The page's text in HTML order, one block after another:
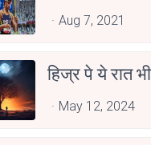
Aug 7, 2021
हिज्र पे ये रात भी
May 12, 2024